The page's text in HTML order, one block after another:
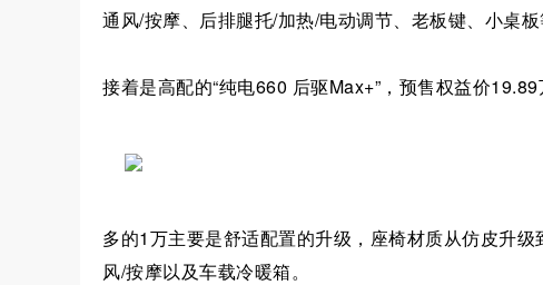
通风/按摩、后排腿托/加热/电动调节、老板键、小桌板
接着是高配的“纯电660 后驱Max+”，预售权益价19.89
多的1万主要是舒适配置的升级，座椅材质从仿皮升
风/按摩以及车载冷暖箱。